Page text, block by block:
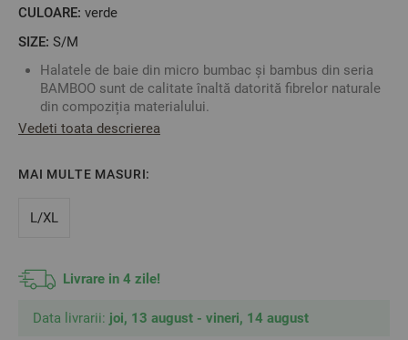
CULOARE: verde
SIZE: S/M
Halatele de baie din micro bumbac și bambus din seria
BAMBOO sunt de calitate înaltă datorită fibrelor naturale
din compoziția materialului.
Fibrele de bambus au proprietăți antibacteriene și o
BAMBOO și aveți un set de baie complet, în ton simplu și
Culoare
Densitate:400 gr/m2
Vedeti toata descrierea
MAI MULTE MASURI:
L/XL
Livrare in 4 zile!
Data livrarii: joi, 13 august - vineri, 14 august